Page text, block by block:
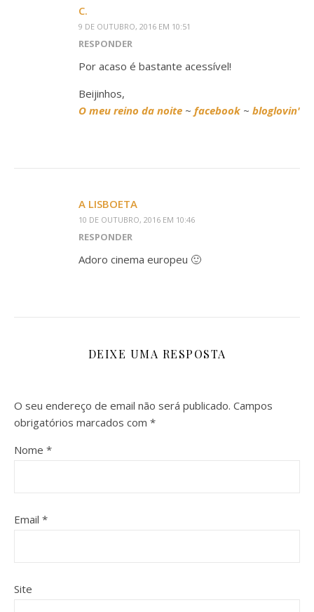
C.
9 DE OUTUBRO, 2016 EM 10:51
RESPONDER
Por acaso é bastante acessível!
Beijinhos,
O meu reino da noite ~ facebook ~ bloglovin'
A LISBOETA
10 DE OUTUBRO, 2016 EM 10:46
RESPONDER
Adoro cinema europeu 🙂
DEIXE UMA RESPOSTA
O seu endereço de email não será publicado. Campos
obrigatórios marcados com *
Nome *
Email *
Site